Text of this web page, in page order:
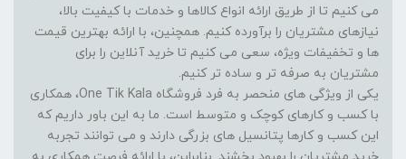
می کنیم تا از طریق ارائه انواع کالاها و خدمات با کیفیت بالا،
نیازهای مشتریان را برآورده کنیم. همچنین، با ارائه بهترین قیمت
ها و تخفیفات ویژه، سعی می کنیم تا خرید آنلاین را برای
مشتریان به صرفه تر و ساده تر کنیم.
یکی از ویژگی های منحصر به فرد فروشگاه One Tik Kala، همکاری
با کسب و کارهای کوچک و متوسط است. ما به این باور داریم که
این کسب و کارها پتانسیل های بزرگی دارند و می توانند تجربه